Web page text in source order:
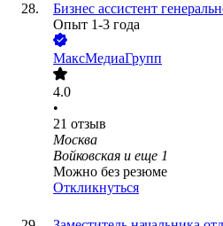
Бизнес ассистент
Опыт 1-3 года
МаксМедиаГрупп
4.0
•
21 отзыв
Москва
Войковская и еще 1
Можно без резюме
Откликнуться